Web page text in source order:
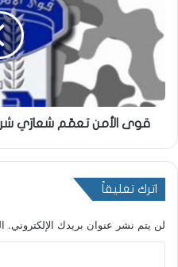
قوى الأمن تعمّم شعارَي شركتين: 600 دولار
اترك تعليقاً
لن يتم نشر عنوان بريدك الإلكتروني.